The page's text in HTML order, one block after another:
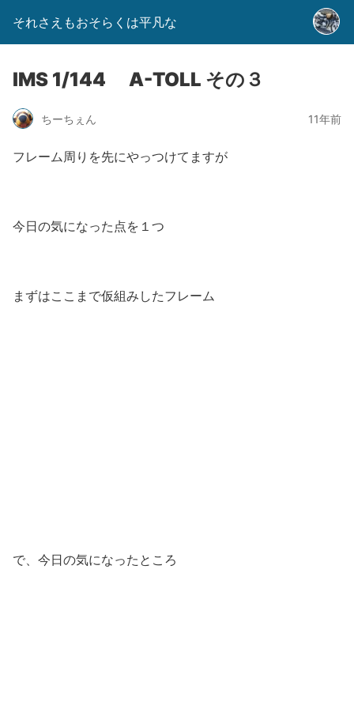
それさえもおそらくは平凡な
IMS 1/144 A-TOLL その３
ちーちぇん 11年前
フレーム周りを先にやっつけてますが
今日の気になった点を１つ
まずはここまで仮組みしたフレーム
で、今日の気になったところ